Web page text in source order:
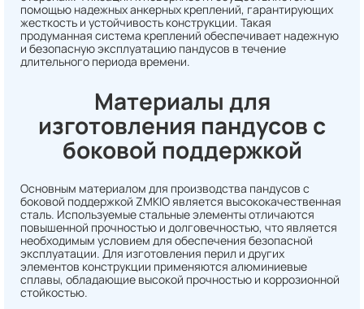
помощью надежных анкерных креплений, гарантирующих
жесткость и устойчивость конструкции. Такая
продуманная система креплений обеспечивает надежную
и безопасную эксплуатацию пандусов в течение
длительного периода времени.
Материалы для
изготовления пандусов с
боковой поддержкой
Основным материалом для производства пандусов с
боковой поддержкой ZMKIO является высококачественная
сталь. Используемые стальные элементы отличаются
повышенной прочностью и долговечностью, что является
необходимым условием для обеспечения безопасной
эксплуатации. Для изготовления перил и других
элементов конструкции применяются алюминиевые
сплавы, обладающие высокой прочностью и коррозионной
стойкостью.